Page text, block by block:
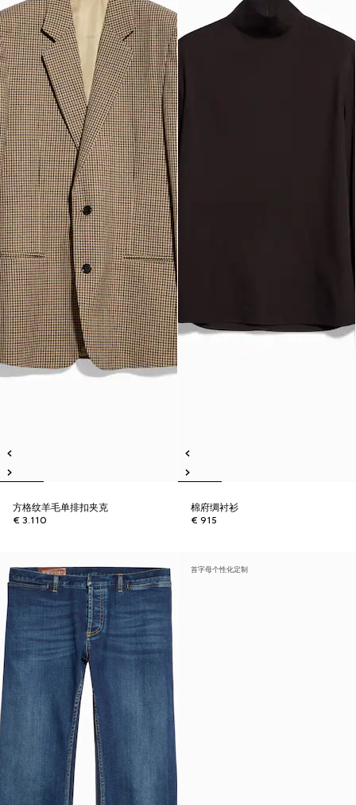
方格纹羊毛单排扣夹克
€ 3.110
棉府绸衬衫
€ 915
首字母个性化定制